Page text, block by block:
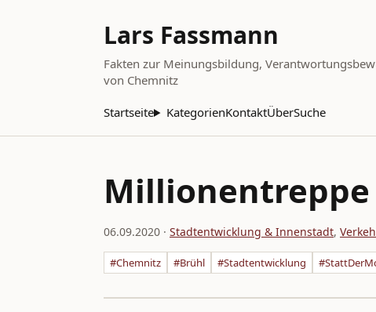
Lars Fassmann
Fakten zur Meinungsbildung,
von Chemnitz
Startseite KategorienKontaktÜberSuche
06.09.2020 · Stadtentwicklung & Innenstadt,
#Chemnitz #Brühl #Stadtentwicklung